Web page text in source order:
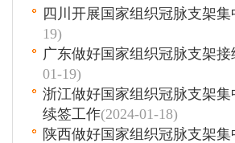
四川开展国家组织冠脉支架
19)
广东做好国家组织冠脉支架
01-19)
浙江做好国家组织冠脉支架
续签工作(2024-01-18)
陕西做好国家组织冠脉支架